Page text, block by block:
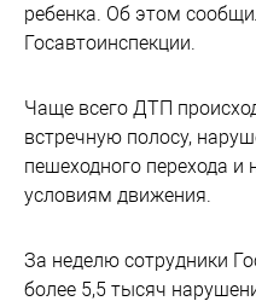
ребенка. Об этом
Госавтоинспекции.
Чаще всего ДТП
встречную полосу,
пешеходного перехода и
условиям движения.
За неделю сотрудники
более 5,5 тысяч